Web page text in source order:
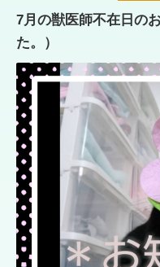
7月の獣医師不在日の
た。）